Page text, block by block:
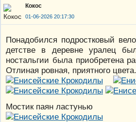
Кокос
01-06-2026 20:17:30
Понадобился подростковый
детстве в деревне уралец
ностальгии была приобретена
Отлиная ровная, приятного цвета.
Мостик паян ластунью